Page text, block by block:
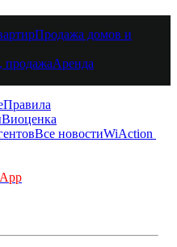
Продажа домов и
продажаАренда
Правила
Виоценка
Все новостиWiAction